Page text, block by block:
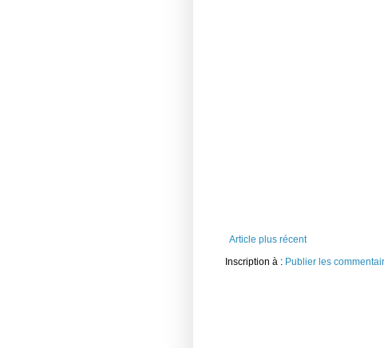
Article plus récent
Inscription à : Publier les